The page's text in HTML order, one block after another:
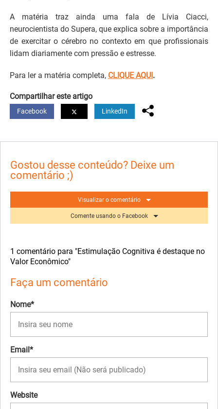
A matéria traz ainda uma fala de Lívia Ciacci,
neurocientista do Supera, que explica sobre a importância
de exercitar o cérebro no contexto em que profissionais
lidam diariamente com pressão e estresse.
Para ler a matéria completa, CLIQUE AQUI.
Compartilhar este artigo
Facebook LinkedIn
Gostou desse conteúdo? Deixe um
comentário ;)
Visualizar o comentário
Comente usando o Facebook
1 comentário para "Estimulação Cognitiva é destaque no
Valor Econômico"
Faça um comentário
Nome*
Email*
Website